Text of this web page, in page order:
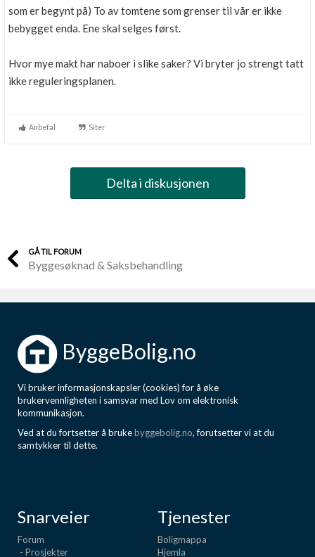
som er begynt på) To av tomtene som grenser til vår er ikke
bebygget enda. Ene skal selges først.
Hvor mye makt har naboer i slike saker? Vi bryter jo strengt tatt
ikke reguleringsplanen.
Anbefal Siter
Delta i diskusjonen
GÅ TIL FORUM
Byggesøknad & Saksbehandling
ByggeBolig.no
Vi bruker informasjonskapsler (cookies) for å øke
brukervennligheten i samsvar med Lov om elektronisk
kommunikasjon.
Ved at du fortsetter å brukebyggebolig.no, forutsetter vi at du
samtykker til dette.
Snarveier
Forum
- Prosjekter
Tjenester
Boligmappa
Hjemla